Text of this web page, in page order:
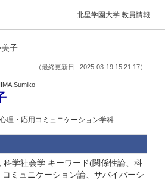
北星学園大学 教員情報
子
（最終更新日 : 2025-03-19 15:21:17）
理・応用コミュニケーション学科
科学社会学 キーワード(関係性論、科
ミュニケーション論、サバイバーシ